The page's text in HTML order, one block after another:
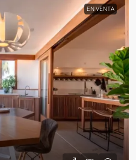
EN VENTA